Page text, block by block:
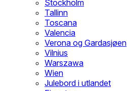
Stockholm
Tallinn
Toscana
Valencia
Verona og Gardasjøen
Vilnius
Warszawa
Wien
Julebord i utlandet